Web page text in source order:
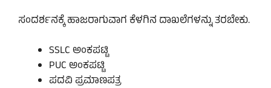
ಸಂದರ್ಶನಕ್ಕೆ ಹಾಜರಾಗುವಾಗ ಕೆಳಗಿನ ದಾಖಲೆಗಳನ್ನು ತರಬೇಕು.
SSLC ಅಂಕಪಟ್ಟಿ
PUC ಅಂಕಪಟ್ಟಿ
ಪದವಿ ಪ್ರಮಾಣಪತ್ರ